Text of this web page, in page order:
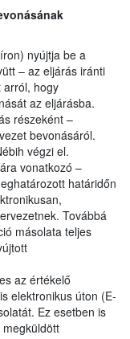
nyújtja be a
– az eljárás iránti
arról, hogy
az eljárásba.
részeként –
bevonásáról.
végzi el.
vonatkozó –
határidőn
Továbbá
másolata teljes
az értékelő
elektronikus úton (E-
Ez esetben is